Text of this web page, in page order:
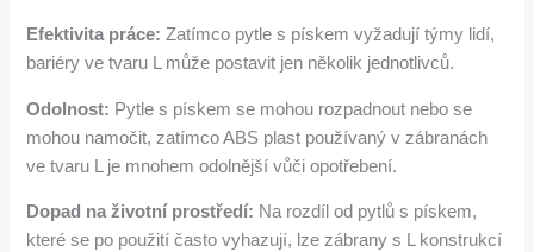
Efektivita práce: Zatímco pytle s pískem vyžadují týmy lidí,
bariéry ve tvaru L může postavit jen několik jednotlivců.
Odolnost: Pytle s pískem se mohou rozpadnout nebo se
mohou namočit, zatímco ABS plast používaný v zábranách
ve tvaru L je mnohem odolnější vůči opotřebení.
Dopad na životní prostředí: Na rozdíl od pytlů s pískem,
které se po použití často vyhazují, lze zábrany s L konstrukcí